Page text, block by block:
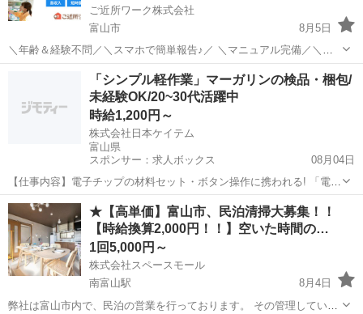
ご近所ワーク株式会社
富山市
8月5日
＼年齢＆経験不問／＼スマホで簡単報告♪／ ＼マニュアル完備／＼ス
キマ時間のお小遣い稼ぎにぴったり／ ※業務委託なので履歴書不要で
舗へ訪問する覆面調査・報告...
その他 1件
「シンプル軽作業」マーガリンの検品・梱包/
未経験OK/20~30代活躍中
時給1,200円～
株式会社日本ケイテム
富山県
スポンサー：求人ボックス
08月04日
【仕事内容】電子チップの材料セット・ボタン操作に携われる! 「電子
チップの材料セット・ボタン操作スタッフ」募集/ 就業先:社員食堂あ
り・自動販売機あり・売店あり スマホや交通系ICなどに使われる 「半
導体」という電子部品を作る工場...
アルバイト・パート
★【高単価】富山市、民泊清掃大募集！！
【時給換算2,000円！！】空いた時間の…
1回5,000円～
株式会社スペースモール
南富山駅
8月4日
弊社は富山市内で、民泊の営業を行っております。 その管理している